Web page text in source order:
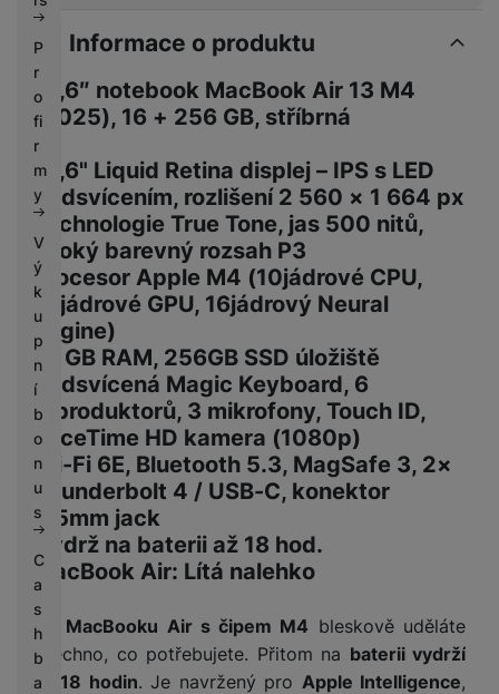
P
r
o
fi
r
m
y
V
ý
k
u
p
n
í
b
o
n
u
s
C
a
s
h
b
a
Informace o produktu
13,6″ notebook MacBook Air 13 M4
(2025), 16 + 256 GB, stříbrná
13,6" Liquid Retina displej – IPS s LED
podsvícením, rozlišení 2 560 × 1 664 px
Technologie True Tone, jas 500 nitů,
široký barevný rozsah P3
Procesor Apple M4 (10jádrové CPU,
10jádrové GPU, 16jádrový Neural
Engine)
16 GB RAM, 256GB SSD úložiště
Podsvícená Magic Keyboard, 6
reproduktorů, 3 mikrofony, Touch ID,
FaceTime HD kamera (1080p)
Wi-Fi 6E, Bluetooth 5.3, MagSafe 3, 2×
Thunderbolt 4 / USB-C, konektor
3,5mm jack
Výdrž na baterii až 18 hod.
MacBook Air: Lítá nalehko
Na MacBooku Air s čipem M4 bleskově uděláte
všechno, co potřebujete. Přitom na baterii vydrží
až 18 hodin. Je navržený pro Apple Intelligence,